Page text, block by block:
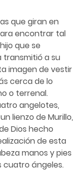
que giran en
encontrar tal
que se
a su
imagen de vestir
cerca de lo
o terrenal.
angelotes,
lienzo de Murillo,
Dios hecho
de esta
manos y pies
cuatro ángeles.